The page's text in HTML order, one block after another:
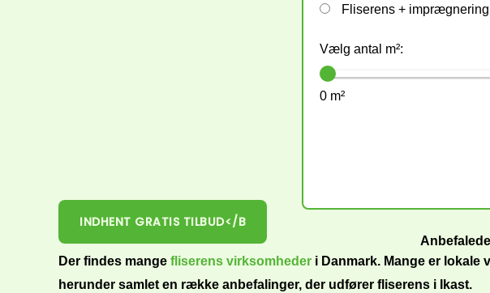
Fliserens +
Vælg antal m²:
0 m²
INDHENT GRATIS TILBUD</B
Der findes mange fliserens virksomheder i Danmark. Mange er lokale
herunder samlet en række anbefalinger, der udfører fliserens i Ikast.